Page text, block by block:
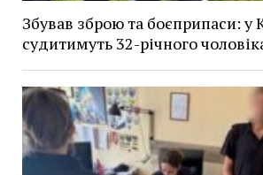
Збував зброю та боєприпаси: у
судитимуть 32-річного